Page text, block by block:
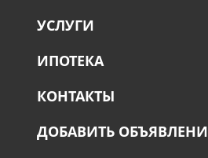
УСЛУГИ
ИПОТЕКА
КОНТАКТЫ
ДОБАВИТЬ